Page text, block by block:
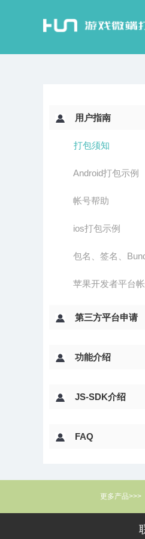
用户指南
打包须知
Android打包示例
帐号帮助
ios打包示例
包名、签名、
苹果开发者平台
第三方平台申请
功能介绍
JS-SDK介绍
FAQ
更多产品>>>